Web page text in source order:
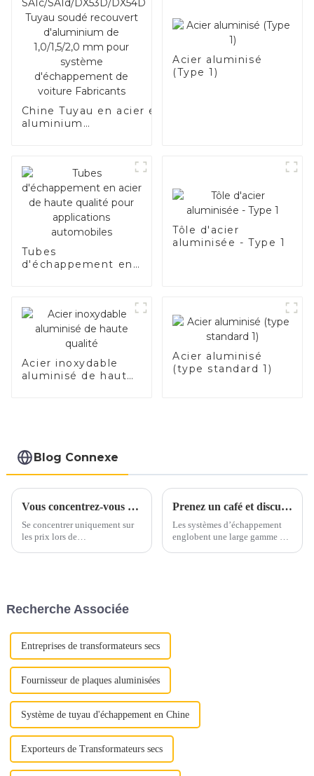
Chine Tuyau en acier en
aluminium
1,0/1,5/2,0 mm pour
système d'échappement
de voiture Fabricants
Acier aluminisé
(Type 1)
Tubes
d'échappement en
automobiles
Tôle d'acier
aluminisée - Type 1
Acier inoxydable
aluminisé de haute
Acier aluminisé
(type standard 1)
Blog Connexe
Vous concentrez-vous uniquement sur les prix lorsque vous vous approvisionnez en acier inoxydable ?
Se concentrer uniquement sur
les prix lors de
de valeur complète de l'acier
qualité »
Prenez un café et discutons des matériaux d'échappement autour d'une tasse
Les systèmes d’échappement
englobent une large gamme de
Recherche Associée
Entreprises de transformateurs secs
Fournisseur de plaques aluminisées
Système de tuyau d'échappement en Chine
Exporteurs de Transformateurs secs